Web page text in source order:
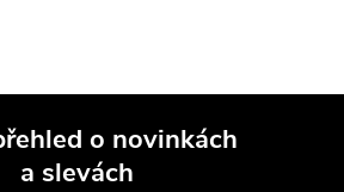
o novinkách
a slevách